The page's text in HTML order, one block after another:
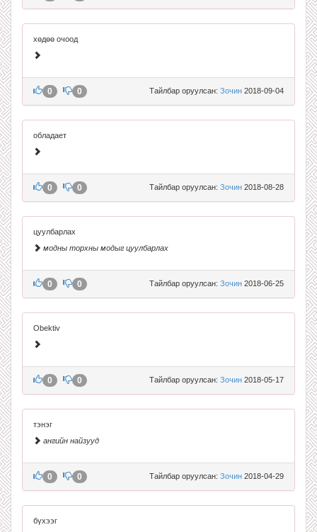
хөдөө очоод
Тайлбар оруулсан: Зочин 2018-09-04
0 0
обладает
Тайлбар оруулсан: Зочин 2018-08-28
0 0
цуулбарлах
модны торхны модыг цуулбарлах
Тайлбар оруулсан: Зочин 2018-06-25
0 0
Obektiv
Тайлбар оруулсан: Зочин 2018-05-17
0 0
тэнэг
ангийн найзууд
Тайлбар оруулсан: Зочин 2018-04-29
0 0
бүхээг